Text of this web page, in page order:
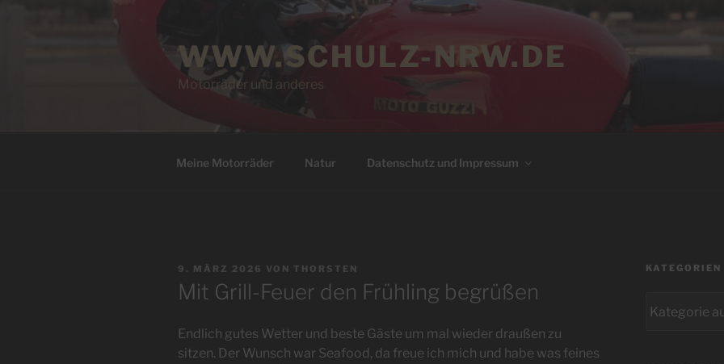
WWW.SCHULZ-NRW.DE
Motorräder und anderes
Meine Motorräder Natur Datenschutz und Impressum
VERÖFFENTLICHT
9. MÄRZ 2026 VON THORSTEN
Mit Grill-Feuer den Frühling begrüßen
Endlich gutes Wetter und beste Gäste um mal wieder draußen zu
sitzen. Der Wunsch war Seafood, da freue ich mich und habe was feines
KATEGORIEN